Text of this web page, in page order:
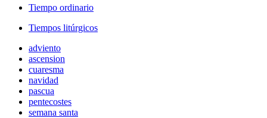
Tiempo ordinario
Tiempos litúrgicos
adviento
ascension
cuaresma
navidad
pascua
pentecostes
semana santa